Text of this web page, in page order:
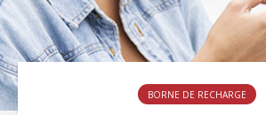
BORNE DE RECHARGE